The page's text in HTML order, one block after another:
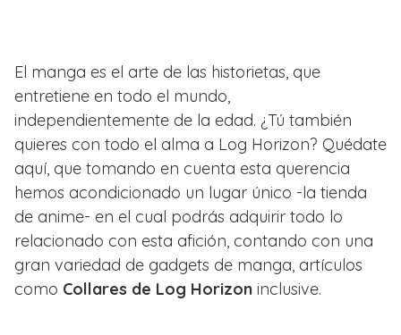
El manga es el arte de las historietas, que
entretiene en todo el mundo,
independientemente de la edad. ¿Tú también
quieres con todo el alma a Log Horizon? Quédate
aquí, que tomando en cuenta esta querencia
hemos acondicionado un lugar único -la tienda
de anime- en el cual podrás adquirir todo lo
relacionado con esta afición, contando con una
gran variedad de gadgets de manga, artículos
como Collares de Log Horizon inclusive.